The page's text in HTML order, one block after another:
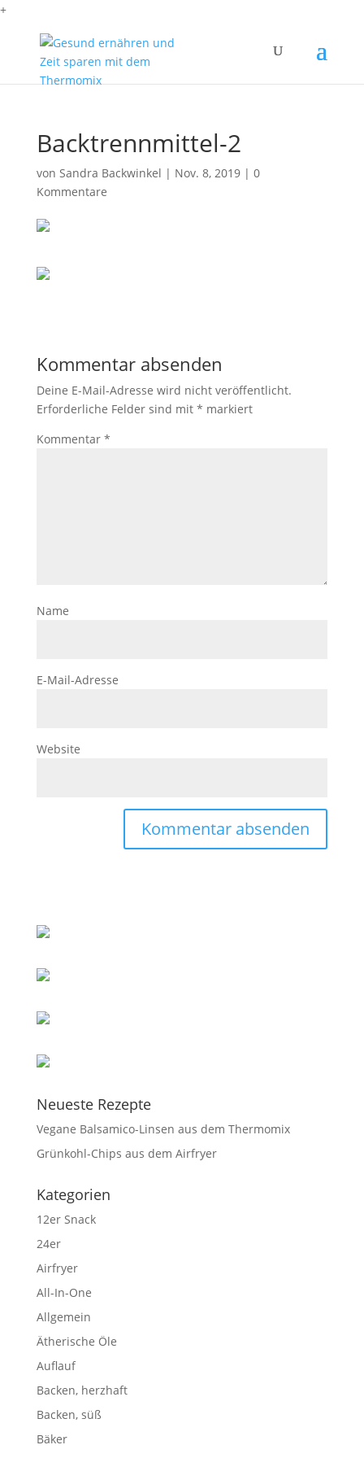
+
Backtrennmittel-2
von Sandra Backwinkel | Nov. 8, 2019| 0
Kommentare
Kommentar absenden
Deine E-Mail-Adresse wird nicht veröffentlicht.
Erforderliche Felder sind mit * markiert
Kommentar *
Name
E-Mail-Adresse
Website
Neueste Rezepte
Vegane Balsamico-Linsen aus dem Thermomix
Grünkohl-Chips aus dem Airfryer
Kategorien
12er Snack
24er
Airfryer
All-In-One
Allgemein
Ätherische Öle
Auflauf
Backen, herzhaft
Backen, süß
Bäker